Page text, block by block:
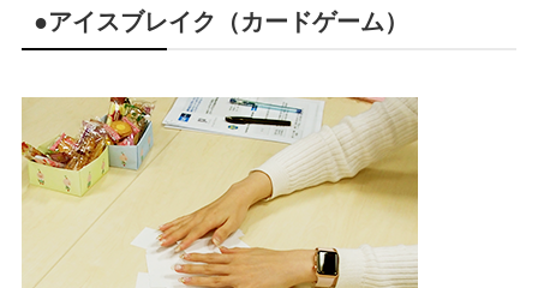
●アイスブレイク（カードゲーム）